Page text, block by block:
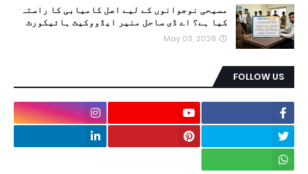
مسیحی نوجوانوں کے لیے اصل کامیابی کا راستہ
کیا ہے؟ اے ڈی ساحل منیر ایڈووکیٹ ہائیکورٹ
May 03, 2026
FOLLOW US